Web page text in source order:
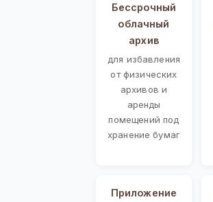
Бессрочный
облачный
архив
для избавления
от физических
архивов и
аренды
помещений под
хранение бумаг
Приложение